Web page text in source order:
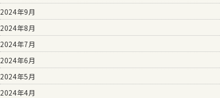
2024年9月
2024年8月
2024年7月
2024年6月
2024年5月
2024年4月